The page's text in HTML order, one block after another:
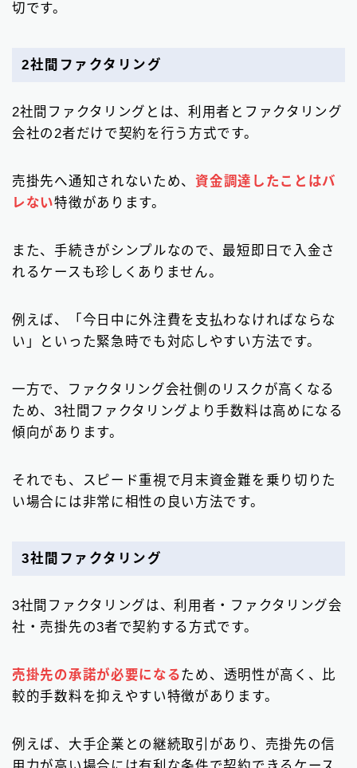
切です。
2社間ファクタリング
2社間ファクタリングとは、利用者とファクタリング
会社の2者だけで契約を行う方式です。
売掛先へ通知されないため、資金調達したことはバ
レない特徴があります。
また、手続きがシンプルなので、最短即日で入金さ
れるケースも珍しくありません。
例えば、「今日中に外注費を支払わなければならな
い」といった緊急時でも対応しやすい方法です。
一方で、ファクタリング会社側のリスクが高くなる
ため、3社間ファクタリングより手数料は高めになる
傾向があります。
それでも、スピード重視で月末資金難を乗り切りた
い場合には非常に相性の良い方法です。
3社間ファクタリング
3社間ファクタリングは、利用者・ファクタリング会
社・売掛先の3者で契約する方式です。
売掛先の承諾が必要になるため、透明性が高く、比
較的手数料を抑えやすい特徴があります。
例えば、大手企業との継続取引があり、売掛先の信